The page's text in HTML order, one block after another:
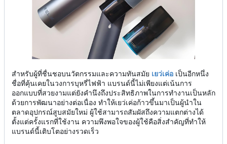
สำหรับผู้ที่ชื่นชอบนวัตกรรมและความทันสมัย เยว่เค่อ เป็นอีกหนึ่ง
ชื่อที่คุ้นเคยในวงการบุหรี่ไฟฟ้า แบรนด์นี้ไม่เพียงแต่เน้นการ
ออกแบบที่สวยงามแต่ยังคำนึงถึงประสิทธิภาพในการทำงานเป็นหลัก
ด้วยการพัฒนาอย่างต่อเนื่อง ทำให้เยว่เค่อก้าวขึ้นมาเป็นผู้นำใน
ตลาดอุปกรณ์สูบสมัยใหม่ ผู้ใช้สามารถสัมผัสถึงความแตกต่างได้
ตั้งแต่ครั้งแรกที่ใช้งาน ความพึงพอใจของผู้ใช้คือสิ่งสำคัญที่ทำให้
แบรนด์นี้เติบโตอย่างรวดเร็ว